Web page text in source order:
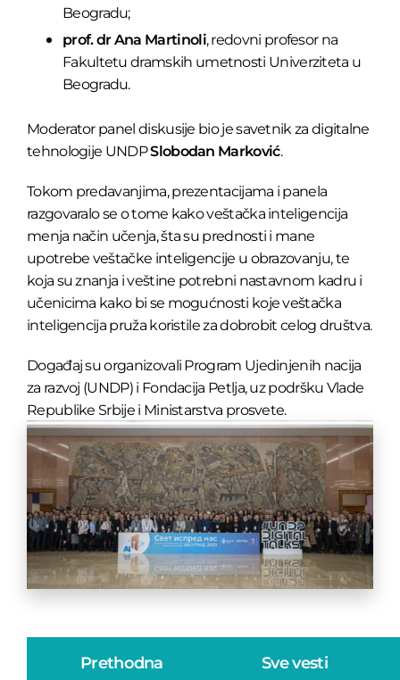
Beogradu;
prof. dr Ana Martinoli, redovni profesor na
Fakultetu dramskih umetnosti Univerziteta u
Beogradu.
Moderator panel diskusije bio je savetnik za digitalne
tehnologije UNDPSlobodan Marković.
Tokom predavanjima, prezentacijama i panela
razgovaralo se o tome kako veštačka inteligencija
menja način učenja, šta su prednosti i mane
upotrebe veštačke inteligencije u obrazovanju, te
koja su znanja i veštine potrebni nastavnom kadru i
učenicima kako bi se mogućnosti koje veštačka
inteligencija pruža koristile za dobrobit celog društva.
Događaj su organizovali Program Ujedinjenih nacija
za razvoj (UNDP) i Fondacija Petlja, uz podršku Vlade
Republike Srbije i Ministarstva prosvete.
Prethodna Sve vesti